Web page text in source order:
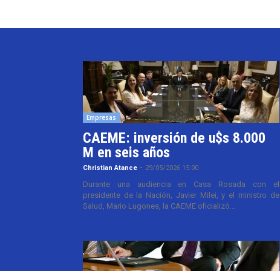
Empresas
CAEME: inversión de u$s 8.000
M en seis años
Christian Atance - 29/05/2026 15:00
Durante una audiencia en Casa Rosada con el
presidente de la Nación, Javier Milei, y el ministro de
Salud, Mario Lugones, la CAEME oficializó...